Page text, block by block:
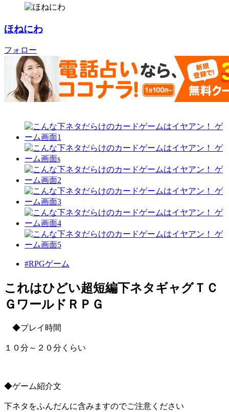
ほねにわ
フォロー
#RPGゲーム
これはひどい超短編下ネタギャグＴＣ
ＧワールドＲＰＧ
◆プレイ時間
１０分～２０分くらい
◆ゲーム紹介文
下ネタをふんだんに含みますのでご注意ください